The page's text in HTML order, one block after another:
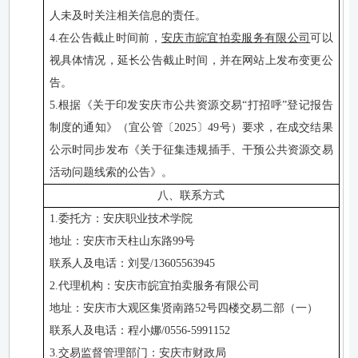
人未及时关注相关信息的责任。
4.在公告截止时间前， 安庆市皖宜拍卖服务有限公司可以
视具体情况，延长公告截止时间，并在网站上发布变更公
告。
5.根据《关于印发安庆市公共资源交易“打招呼”登记报告
制度的通知》（宜公管〔2025〕49号）要求，在成交结果
公示时同步发布《关于征集违规插手、干预公共资源交易
活动问题线索的公告》。
八、联系方式
1.委托方：安庆职业技术学院
地址：安庆市天柱山东路99号
联系人及电话：刘旻/13605563945
2.代理机构：安庆市皖宜拍卖服务有限公司
地址：安庆市大观区集贤南路52号四楼交易二部（一）
联系人及电话：程小娜/0556-5991152
3.交易监督管理部门：安庆市财政局